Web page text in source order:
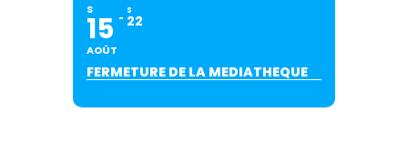
S
15
AOÛT
S
22
FERMETURE DE LA MEDIATHEQUE